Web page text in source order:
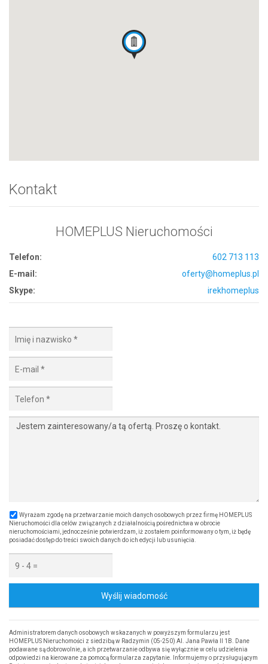
Kontakt
HOMEPLUS Nieruchomości
Telefon:
602 713 113
E-mail:
oferty@homeplus.pl
Skype:
irekhomeplus
Wyrażam zgodę na przetwarzanie moich danych osobowych przez firmę HOMEPLUS
Nieruchomości dla celów związanych z działalnością pośrednictwa w obrocie
nieruchomościami, jednocześnie potwierdzam, iż zostałem poinformowany o tym, iż będę
posiadać dostęp do treści swoich danych do ich edycji lub usunięcia.
Wyślij wiadomość
Administratorem danych osobowych wskazanych w powyższym formularzu jest
HOMEPLUS Nieruchomości z siedzibą w Radzymin (05-250) Al. Jana Pawła II 1B. Dane
podawane są dobrowolnie, a ich przetwarzanie odbywa się wyłącznie w celu udzielenia
odpowiedzi na kierowane za pomocą formularza zapytanie. Informujemy o przysługującym